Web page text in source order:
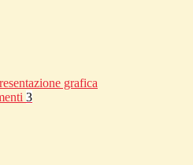
grafica
3